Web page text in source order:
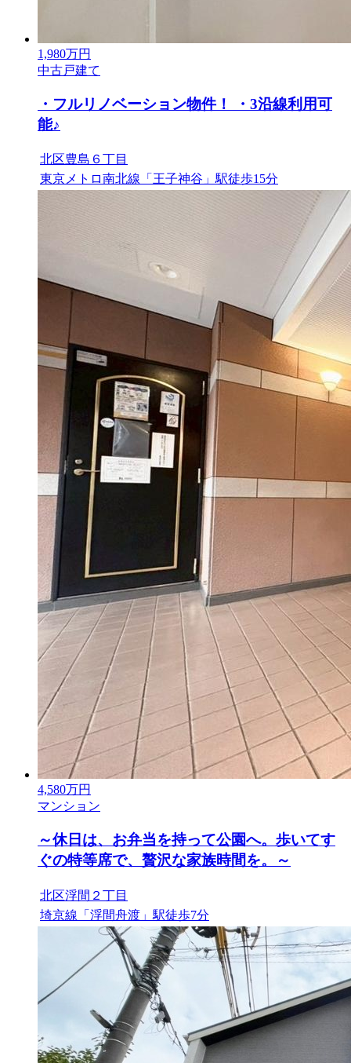
1,980万円
中古戸建て
・フルリノベーション物件！ ・3沿線利用可
能♪
北区豊島６丁目
東京メトロ南北線「王子神谷」駅徒歩15分
4,580万円
マンション
～休日は、お弁当を持って公園へ。歩いてす
ぐの特等席で、贅沢な家族時間を。～
北区浮間２丁目
埼京線「浮間舟渡」駅徒歩7分